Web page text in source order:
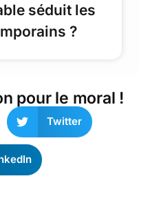
séduit les
?
pour le moral !
Twitter